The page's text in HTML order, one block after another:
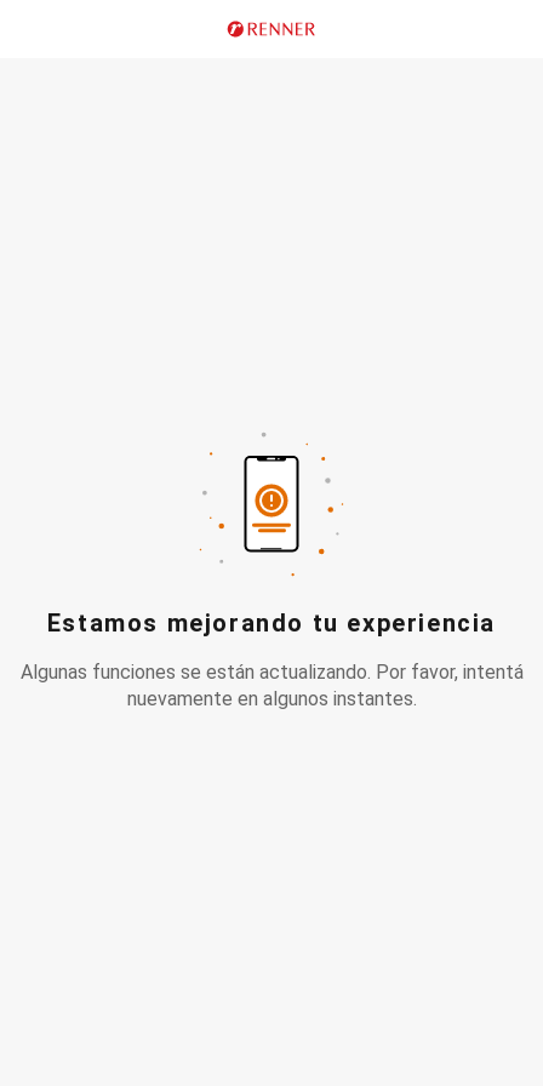
Estamos mejorando tu experiencia
Algunas funciones se están actualizando. Por favor, intentá
nuevamente en algunos instantes.